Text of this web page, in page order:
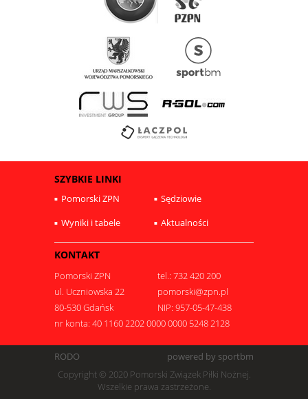
SZYBKIE LINKI
Pomorski ZPN
Sędziowie
Wyniki i tabele
Aktualności
KONTAKT
Pomorski ZPN
tel.: 732 420 200
ul. Uczniowska 22
pomorski@zpn.pl
80-530 Gdańsk
NIP: 957-05-47-438
nr konta: 40 1160 2202 0000 0000 5248 2128
RODO
powered by sportbm
Copyright © 2020 Pomorski Związek Piłki Nożnej.
Wszelkie prawa zastrzeżone.